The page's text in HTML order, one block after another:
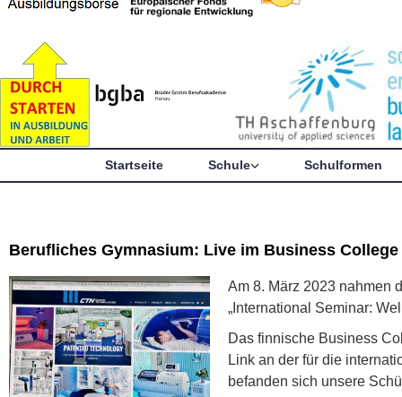
Startseite Schule Schulformen
Berufliches Gymnasium: Live im Business
Am 8. März 2023 nahmen
„International Seminar:
Das finnische Business
Link an der für die
befanden sich unsere